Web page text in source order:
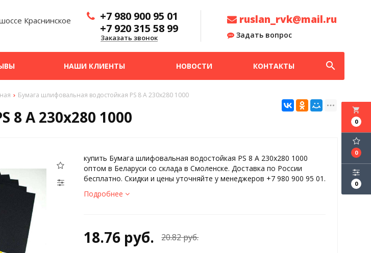
Краснинское
+7 980 900 95 01
+7 920 315 58 99
Заказать звонок
ruslan_rvk@mail.ru
Задать вопрос
НАШИ КЛИЕНТЫ НОВОСТИ КОНТАКТЫ search
Бумага шлифовальная водостойкая PS 8 A 230x280 1000
8 A 230x280 1000 local_grocery_store
0
0
0
купить Бумага шлифовальная водостойкая PS 8 A 230x280 1000
оптом в Беларуси со склада в Смоленске. Доставка по России
бесплатно. Скидки и цены уточняйте у менеджеров +7 980 900 95 01.
Подробнее
18.76 руб. 20.82 руб.